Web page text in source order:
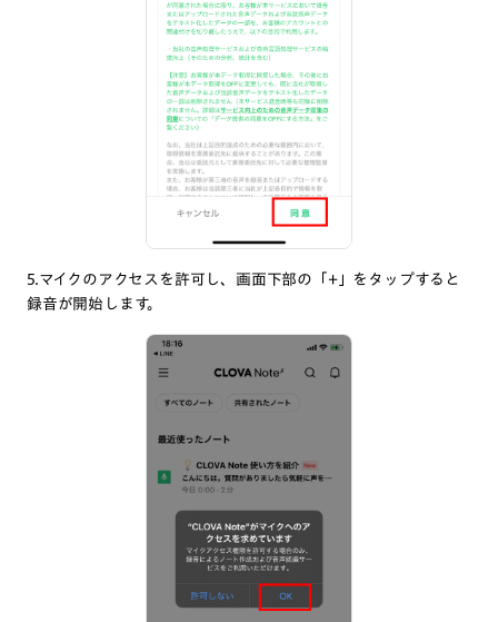
5.マイクのアクセスを許可し、画面下部の「+」をタップすると
録音が開始します。